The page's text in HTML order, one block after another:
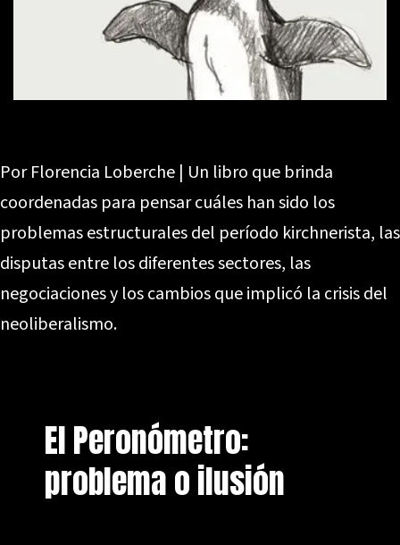
Por Florencia Loberche | Un libro que brinda
coordenadas para pensar cuáles han sido los
problemas estructurales del período kirchnerista, las
disputas entre los diferentes sectores, las
negociaciones y los cambios que implicó la crisis del
neoliberalismo.
El Peronómetro:
problema o ilusión